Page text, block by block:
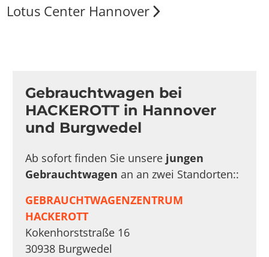
Lotus Center Hannover
Gebrauchtwagen bei
HACKEROTT in Hannover
und Burgwedel
Ab sofort finden Sie unsere jungen
Gebrauchtwagen an an zwei Standorten::
GEBRAUCHTWAGENZENTRUM
HACKEROTT
Kokenhorststraße 16
30938 Burgwedel